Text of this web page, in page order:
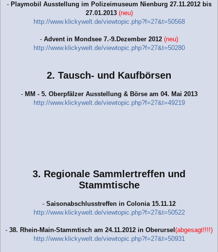
- Playmobil Ausstellung im Polizeimuseum Nienburg 27.11.2012 bis
27.01.2013 (neu)
http://www.klickywelt.de/viewtopic.php?f=27&t=50568
- Advent in Mondsee 7.-9.Dezember 2012 (neu)
http://www.klickywelt.de/viewtopic.php?f=27&t=50280
2. Tausch- und Kaufbörsen
- MM - 5. Oberpfälzer Ausstellung & Börse am 04. Mai 2013
http://www.klickywelt.de/viewtopic.php?f=27&t=49219
3. Regionale Sammlertreffen und
Stammtische
- Saisonabschlusstreffen in Colonia 15.11.12
http://www.klickywelt.de/viewtopic.php?f=27&t=50522
- 38. Rhein-Main-Stammtisch am 24.11.2012 in Oberursel (abgesagt!!!!)
http://www.klickywelt.de/viewtopic.php?f=27&t=50931